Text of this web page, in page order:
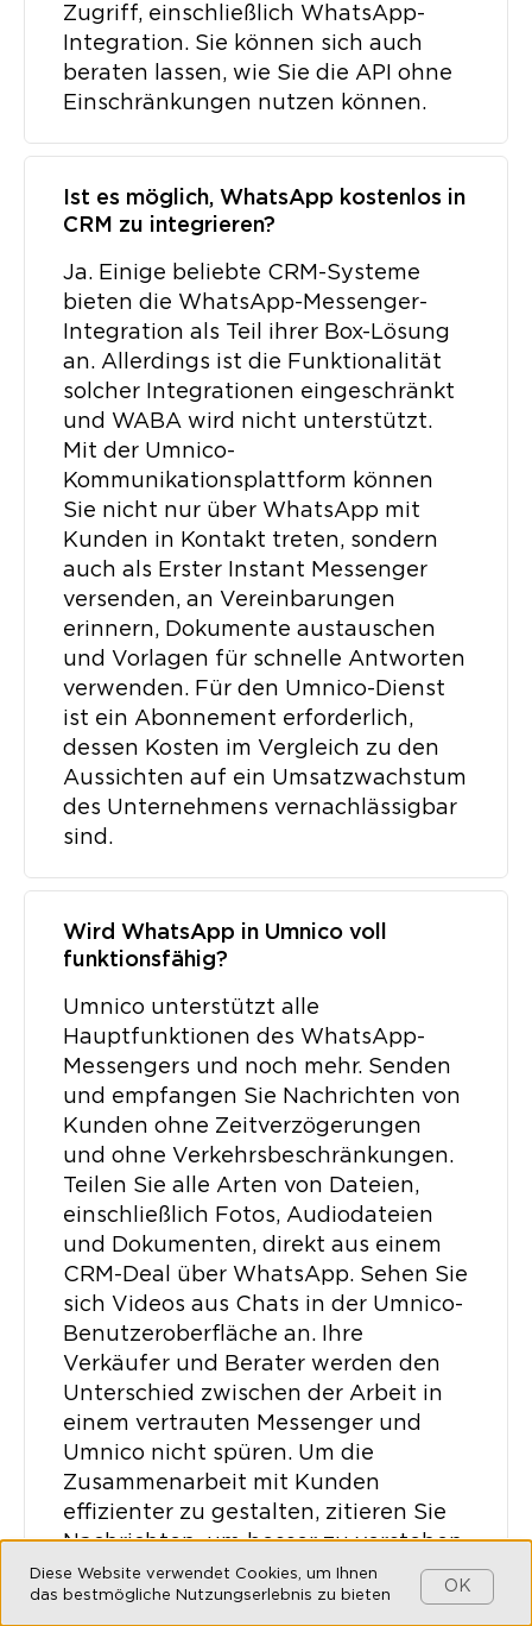
Zugriff, einschließlich WhatsApp-
Integration. Sie können sich auch
beraten lassen, wie Sie die API ohne
Einschränkungen nutzen können.
Ist es möglich, WhatsApp kostenlos in
CRM zu integrieren?
Ja. Einige beliebte CRM-Systeme
bieten die WhatsApp-Messenger-
Integration als Teil ihrer Box-Lösung
an. Allerdings ist die Funktionalität
solcher Integrationen eingeschränkt
und WABA wird nicht unterstützt.
Mit der Umnico-
Kommunikationsplattform können
Sie nicht nur über WhatsApp mit
Kunden in Kontakt treten, sondern
auch als Erster Instant Messenger
versenden, an Vereinbarungen
erinnern, Dokumente austauschen
und Vorlagen für schnelle Antworten
verwenden. Für den Umnico-Dienst
ist ein Abonnement erforderlich,
dessen Kosten im Vergleich zu den
Aussichten auf ein Umsatzwachstum
des Unternehmens vernachlässigbar
sind.
Wird WhatsApp in Umnico voll
funktionsfähig?
Umnico unterstützt alle
Hauptfunktionen des WhatsApp-
Messengers und noch mehr. Senden
und empfangen Sie Nachrichten von
Kunden ohne Zeitverzögerungen
und ohne Verkehrsbeschränkungen.
Teilen Sie alle Arten von Dateien,
einschließlich Fotos, Audiodateien
und Dokumenten, direkt aus einem
CRM-Deal über WhatsApp. Sehen Sie
sich Videos aus Chats in der Umnico-
Benutzeroberfläche an. Ihre
Verkäufer und Berater werden den
Unterschied zwischen der Arbeit in
einem vertrauten Messenger und
Umnico nicht spüren. Um die
Zusammenarbeit mit Kunden
effizienter zu gestalten, zitieren Sie
Nachrichten, um besser zu verstehen,
was gesagt wird, sowie anpassbare
Vorlagen für Antworten auf häufig
Diese Website verwendet Cookies, um Ihnen
das bestmögliche Nutzungserlebnis zu bieten
OK